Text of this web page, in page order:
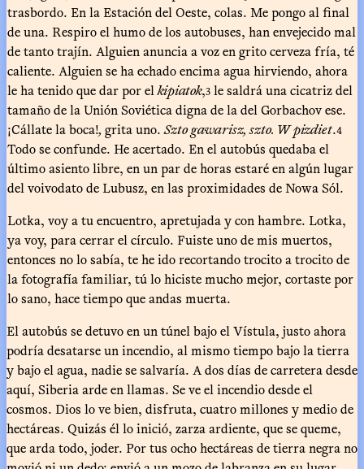
trasbordo. En la Estación del Oeste, colas. Me pongo al final
de una. Respiro el humo de los autobuses, han envejecido mal
de tanto trajín. Alguien anuncia a voz en grito cerveza fría, té
caliente. Alguien se ha echado encima agua hirviendo, ahora
le ha tenido que dar por elkipiatok,3 le saldrá una cicatriz del
tamaño de la Unión Soviética digna de la del Gorbachov ese.
¡Cállate la boca!, grita uno.Szto gawarisz, szto. W pizdiet.4
Todo se confunde. He acertado. En el autobús quedaba el
último asiento libre, en un par de horas estaré en algún lugar
del voivodato de Lubusz, en las proximidades de Nowa Sól.
Lotka, voy a tu encuentro, apretujada y con hambre. Lotka,
ya voy, para cerrar el círculo. Fuiste uno de mis muertos,
entonces no lo sabía, te he ido recortando trocito a trocito de
la fotografía familiar, tú lo hiciste mucho mejor, cortaste por
lo sano, hace tiempo que andas muerta.
El autobús se detuvo en un túnel bajo el Vístula, justo ahora
podría desatarse un incendio, al mismo tiempo bajo la tierra
y bajo el agua, nadie se salvaría. A dos días de carretera desde
aquí, Siberia arde en llamas. Se ve el incendio desde el
cosmos. Dios lo ve bien, disfruta, cuatro millones y medio de
hectáreas. Quizás él lo inició, zarza ardiente, que se queme,
que arda todo, joder. Por tus ocho hectáreas de tierra negra no